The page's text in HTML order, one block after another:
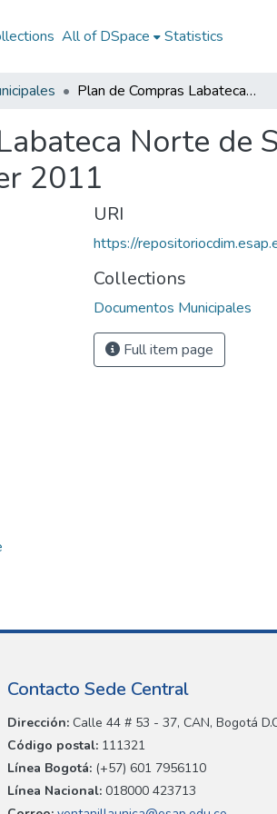
All of DSpace Statistics
Plan de Compras Labateca Norte de Santander 2011: PC Labateca Norte de Santander 2011
Norte de
2011
URI
https://
Collections
Documentos Municipales
Full item page
Contacto Sede Central
Dirección: Calle 44 # 53 - 37, CAN, Bogotá
Código postal: 111321
Línea Bogotá: (+57) 601 7956110
Línea Nacional: 018000 423713